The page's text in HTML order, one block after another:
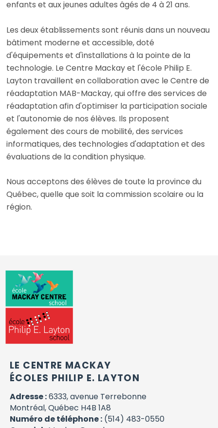
enfants et aux jeunes adultes âgés de 4 à 21 ans.
Les deux établissements sont réunis dans un nouveau
bâtiment moderne et accessible, doté
d'équipements et d'installations à la pointe de la
technologie. Le Centre Mackay et l'école Philip E.
Layton travaillent en collaboration avec le Centre de
réadaptation MAB-Mackay, qui offre des services de
réadaptation afin d'optimiser la participation sociale
et l'autonomie de nos élèves. Ils proposent
également des cours de mobilité, des services
informatiques, des technologies d'adaptation et des
évaluations de la condition physique.
Nous acceptons des élèves de toute la province du
Québec, quelle que soit la commission scolaire ou la
région.
LE CENTRE MACKAY
ÉCOLES PHILIP E. LAYTON
Adresse :6333, avenue Terrebonne
Montréal, Québec H4B 1A8
Numéro de téléphone : (514) 483-0550